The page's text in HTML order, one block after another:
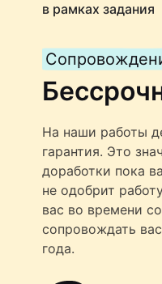
в рамках задания
На наши работы
гарантия. Это
доработки пока
не одобрит
вас во времени
сопровождать
года.